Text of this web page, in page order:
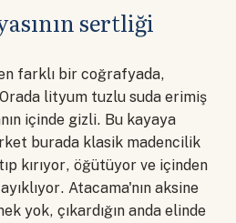
sertliği
farklı bir coğrafyada,
lityum tuzlu suda erimiş
içinde gizli. Bu kayaya
burada klasik madencilik
kırıyor, öğütüyor ve içinden
Atacama'nın aksine
yok, çıkardığın anda elinde